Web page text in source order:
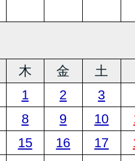
木 金 土
1
2
3
8 9 10
15 16 17